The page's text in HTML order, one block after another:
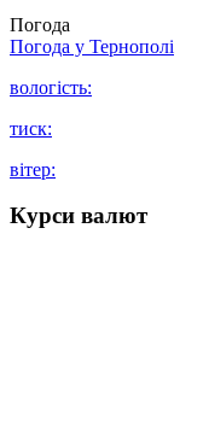
Погода
Погода у Тернополі
вологість:
тиск:
вітер:
Курси валют